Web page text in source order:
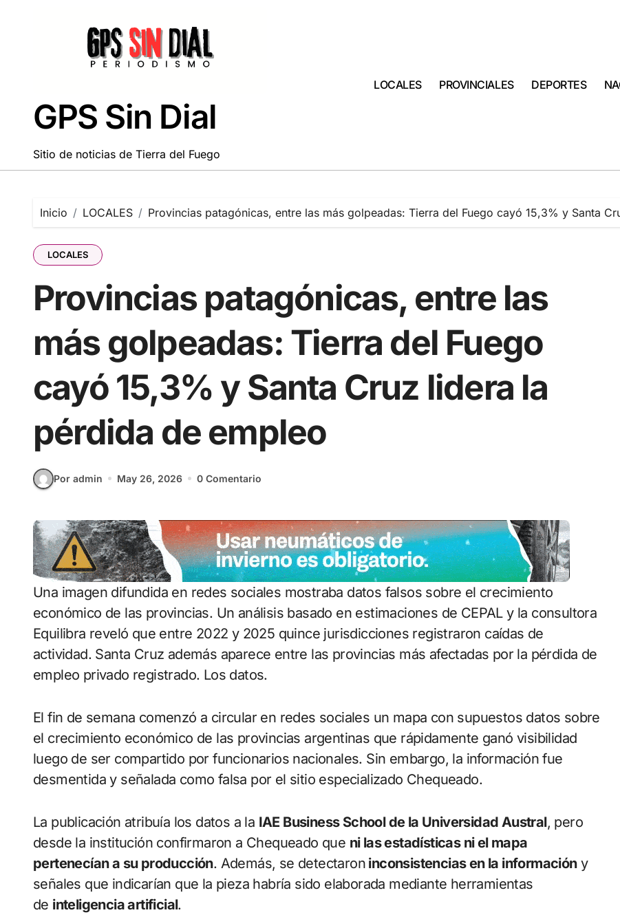
GPS Sin Dial
Sitio de noticias de Tierra del Fuego
LOCALES PROVINCIALES DEPORTES
Inicio LOCALES Provincias patagónicas, entre las más golpeadas: Tierra del Fuego cayó 15,3% y Santa
LOCALES
Provincias patagónicas, entre las
más golpeadas: Tierra del Fuego
cayó 15,3% y Santa Cruz lidera la
pérdida de empleo
Por admin May 26, 2026 0 Comentario
Una imagen difundida en redes sociales mostraba datos falsos sobre el crecimiento
económico de las provincias. Un análisis basado en estimaciones de CEPAL y la consultora
Equilibra reveló que entre 2022 y 2025 quince jurisdicciones registraron caídas de
actividad. Santa Cruz además aparece entre las provincias más afectadas por la pérdida de
empleo privado registrado. Los datos.
El fin de semana comenzó a circular en redes sociales un mapa con supuestos datos sobre
el crecimiento económico de las provincias argentinas que rápidamente ganó visibilidad
luego de ser compartido por funcionarios nacionales. Sin embargo, la información fue
desmentida y señalada como falsa por el sitio especializado Chequeado.
La publicación atribuía los datos a la IAE Business School de la Universidad Austral, pero
desde la institución confirmaron a Chequeado que ni las estadísticas ni el mapa
pertenecían a su producción. Además, se detectaron inconsistencias en la informacióny
señales que indicarían que la pieza habría sido elaborada mediante herramientas
de inteligencia artificial.